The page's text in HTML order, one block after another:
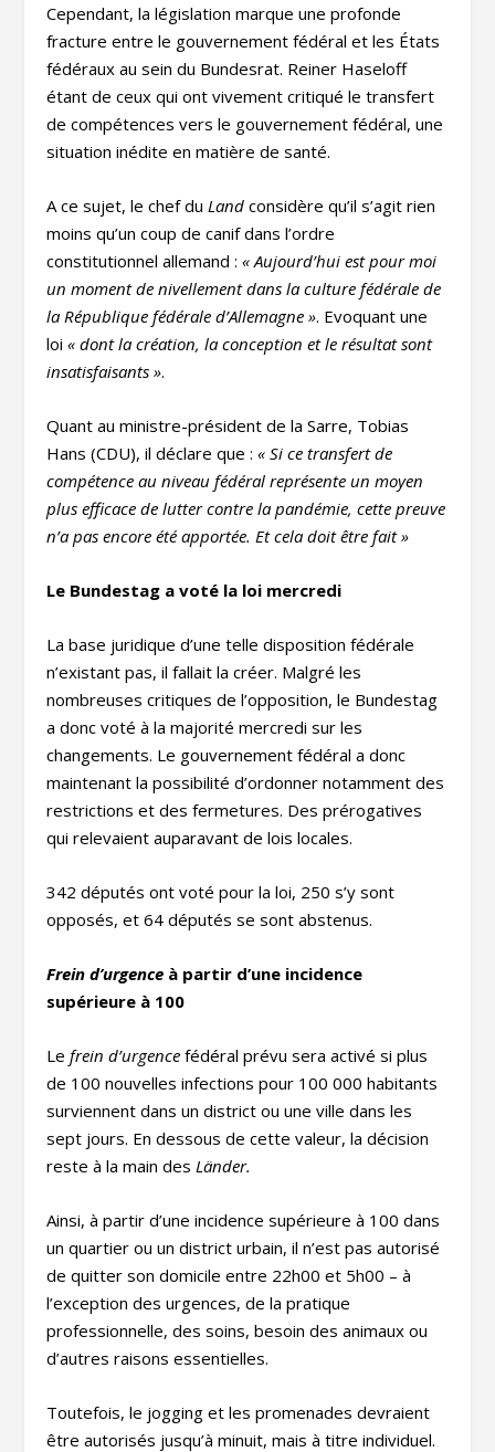
Cependant, la législation marque une profonde
fracture entre le gouvernement fédéral et les États
fédéraux au sein du Bundesrat. Reiner Haseloff
étant de ceux qui ont vivement critiqué le transfert
de compétences vers le gouvernement fédéral, une
situation inédite en matière de santé.
A ce sujet, le chef du Landconsidère qu’il s’agit rien
moins qu’un coup de canif dans l’ordre
constitutionnel allemand :« Aujourd’hui est pour moi
un moment de nivellement dans la culture fédérale de
la République fédérale d’Allemagne». Evoquant une
loi« dont la création, la conception et le résultat sont
insatisfaisants ».
Quant au ministre-président de la Sarre, Tobias
Hans (CDU), il déclare que :« Si ce transfert de
compétence au niveau fédéral représente un moyen
plus efficace de lutter contre la pandémie, cette preuve
n’a pas encore été apportée. Et cela doit être fait »
Le Bundestag a voté la loi mercredi
La base juridique d’une telle disposition fédérale
n’existant pas, il fallait la créer. Malgré les
nombreuses critiques de l’opposition, le Bundestag
a donc voté à la majorité mercredi sur les
changements. Le gouvernement fédéral a donc
maintenant la possibilité d’ordonner notamment des
restrictions et des fermetures. Des prérogatives
qui relevaient auparavant de lois locales.
342 députés ont voté pour la loi, 250 s’y sont
opposés, et 64 députés se sont abstenus.
Frein d’urgence à partir d’une incidence
supérieure à 100
Lefrein d’urgence fédéral prévu sera activé si plus
de 100 nouvelles infections pour 100 000 habitants
surviennent dans un district ou une ville dans les
sept jours. En dessous de cette valeur, la décision
reste à la main des Länder.
Ainsi, à partir d’une incidence supérieure à 100 dans
un quartier ou un district urbain, il n’est pas autorisé
de quitter son domicile entre 22h00 et 5h00 – à
l’exception des urgences, de la pratique
professionnelle, des soins, besoin des animaux ou
d’autres raisons essentielles.
Toutefois, le jogging et les promenades devraient
être autorisés jusqu’à minuit, mais à titre individuel.